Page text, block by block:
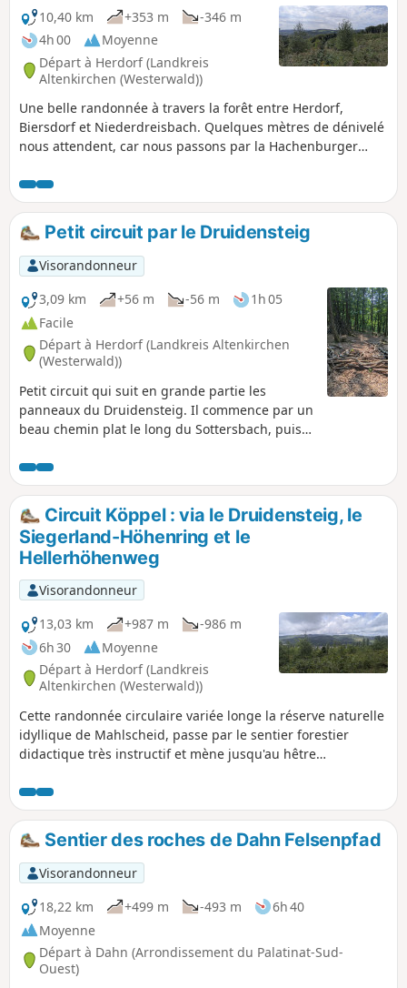
faucons crécerelles ne seront plus que
probablement pas aussi rares.
10,40 km
+353 m
-346 m
4h 00
Moyenne
Départ à Herdorf (Landkreis
Altenkirchen (Westerwald))
Une belle randonnée à travers la forêt entre Herdorf,
Biersdorf et Niederdreisbach. Quelques mètres de dénivelé
nous attendent, car nous passons par la Hachenburger
chemin, nous pouvonsprofiterà plusieurs reprisesdevues
panoramiques.
Petit circuit par le Druidensteig
Visorandonneur
3,09 km
+56 m -56 m
1h 05
Facile
Départ à Herdorf (Landkreis Altenkirchen
(Westerwald))
Petit circuit qui suit en grande partie les
panneaux du Druidensteig. Il commence par un
beau chemin plat le long du Sottersbach, puis
une balançoire et une cabane au milieu de la
forêt, où les enfants peuvent se défouler un
peu. Circuit Köppel : via le Druidensteig, le
Siegerland-Höhenring et le
Hellerhöhenweg
Visorandonneur
13,03 km
+987 m
-986 m
6h 30
Moyenne
Départ à Herdorf (Landkreis
Altenkirchen (Westerwald))
Cette randonnée circulaire variée longe la réserve naturelle
idyllique de Mahlscheid, passe par le sentier forestier
didactique très instructif et mène jusqu'au hêtre
le restaurant Köppel, très apprécié des excursionnistes. La
première partie du circuit est particulièrement difficile et
comporte quelques montées raides. Mais nos efforts sont
récompensés par une vue imprenable sur le paysage du
Westerwald.
Sentier des roches de Dahn Felsenpfad
Visorandonneur
18,22 km
+499 m -493 m
6h 40
Moyenne
Départ à Dahn (Arrondissement du Palatinat-Sud-
Ouest)